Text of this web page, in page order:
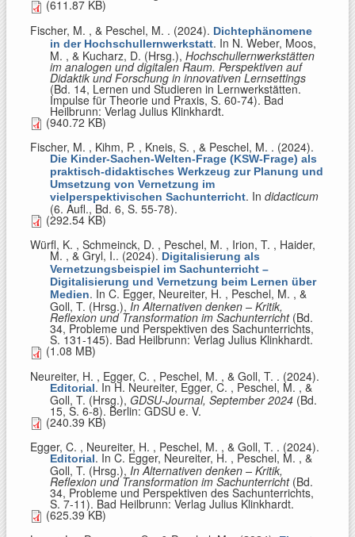
(611.87 KB)
Fischer, M. , & Peschel, M. . (2024). Dichtephänomene
in der Hochschullernwerkstatt. In N. Weber, Moos,
M. , & Kucharz, D. (Hrsg.), Hochschullernwerkstätten
im analogen und digitalen Raum. Perspektiven auf
Didaktik und Forschung in innovativen Lernsettings
(Bd. 14, Lernen und Studieren in Lernwerkstätten.
Impulse für Theorie und Praxis, S. 60-74). Bad
Heilbrunn: Verlag Julius Klinkhardt.
(940.72 KB)
Fischer, M. , Kihm, P. , Kneis, S. , & Peschel, M. . (2024).
Die Kinder-Sachen-Welten-Frage (KSW-Frage) als
praktisch-didaktisches Werkzeug zur Planung und
Umsetzung von Vernetzung im
vielperspektivischen Sachunterricht. In didacticum
(6. Aufl., Bd. 6, S. 55-78).
(292.54 KB)
Würfl, K. , Schmeinck, D. , Peschel, M. , Irion, T. , Haider,
M. , & Gryl, I.. (2024).Digitalisierung als
Vernetzungsbeispiel im Sachunterricht –
Digitalisierung und Vernetzung beim Lernen über
Medien. In C. Egger, Neureiter, H. , Peschel, M. , &
Goll, T. (Hrsg.), In Alternativen denken – Kritik,
Reflexion und Transformation im Sachunterricht(Bd.
34, Probleme und Perspektiven des Sachunterrichts,
S. 131-145). Bad Heilbrunn: Verlag Julius Klinkhardt.
(1.08 MB)
Neureiter, H. , Egger, C. , Peschel, M. , & Goll, T. . (2024).
Editorial. InH. Neureiter, Egger, C. , Peschel, M. , &
Goll, T. (Hrsg.), GDSU-Journal, September 2024 (Bd.
15, S. 6-8). Berlin: GDSU e. V.
(240.39 KB)
Egger, C. , Neureiter, H. , Peschel, M. , & Goll, T. . (2024).
Editorial. In C. Egger, Neureiter, H. , Peschel, M. , &
Goll, T. (Hrsg.), In Alternativen denken – Kritik,
Reflexion und Transformation im Sachunterricht(Bd.
34, Probleme und Perspektiven des Sachunterrichts,
S. 7-11). Bad Heilbrunn: Verlag Julius Klinkhardt.
(625.39 KB)